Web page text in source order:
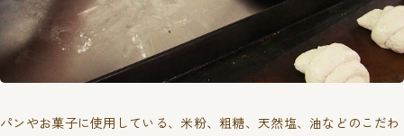
パンやお菓子に使用している、米粉、粗糖、天然塩、油などのこだわ